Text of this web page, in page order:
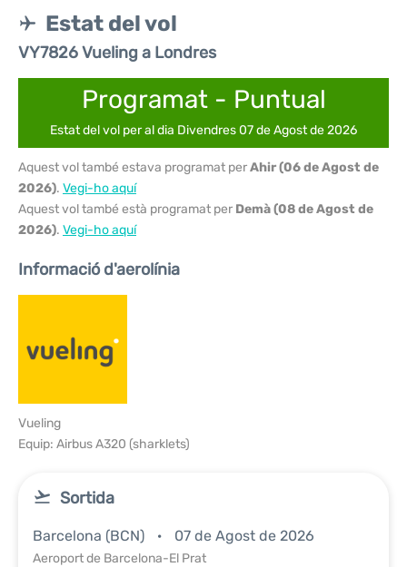
Estat del vol
VY7826 Vueling a Londres
Programat - Puntual
Estat del vol per al dia Divendres 07 de Agost de 2026
Aquest vol també estava programat perAhir (06 de Agost de
2026). Vegi-ho aquí
Aquest vol també està programat per Demà (08 de Agost de
2026). Vegi-ho aquí
Informació d'aerolínia
Vueling
Equip: Airbus A320 (sharklets)
Sortida
Barcelona (BCN) 07 de Agost de 2026
Aeroport de Barcelona-El Prat